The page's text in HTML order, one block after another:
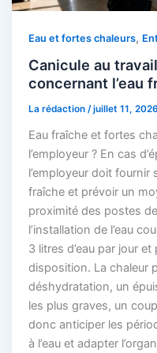
Eau et fortes chaleurs,
Canicule au
concernant l’eau
La rédaction/juillet 11, 2026
Eau fraîche et fortes
l’employeur ? En cas
l’employeur doit fournir
fraîche et prévoir un
proximité des postes
l’installation de l’eau
3 litres d’eau par jour
disposition. La chaleur
déshydratation, un
les plus graves, un
donc anticiper les
à l’eau et adapter